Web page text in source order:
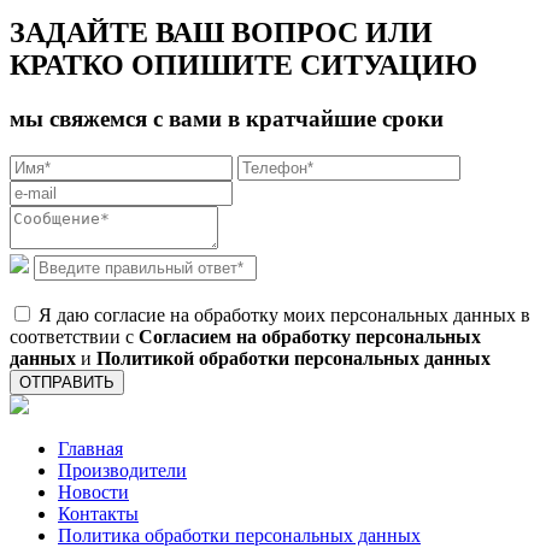
ЗАДАЙТЕ ВАШ ВОПРОС ИЛИ
КРАТКО ОПИШИТЕ СИТУАЦИЮ
мы свяжемся с вами в кратчайшие сроки
Я даю согласие на обработку моих персональных данных в
соответствии с Согласием на обработку персональных
данных и Политикой обработки персональных данных
ОТПРАВИТЬ
Главная
Производители
Новости
Контакты
Политика обработки персональных данных